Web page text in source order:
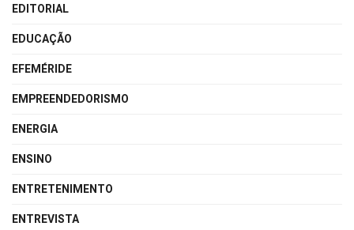
EDITORIAL
EDUCAÇÃO
EFEMÉRIDE
EMPREENDEDORISMO
ENERGIA
ENSINO
ENTRETENIMENTO
ENTREVISTA